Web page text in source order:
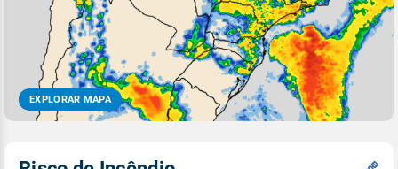
EXPLORAR MAPA